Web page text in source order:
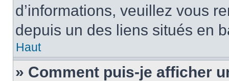
d’informations, veuillez vous
depuis un des liens situés en
Haut
» Comment puis-je afficher